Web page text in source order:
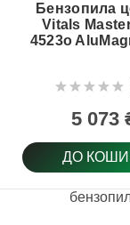
Бензопила
Vitals
4523o
5 073
ДО